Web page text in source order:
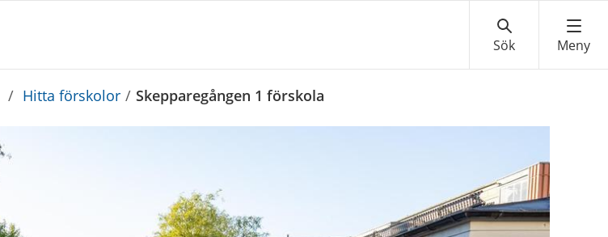
/ Hitta förskolor / Skepparegången 1 förskola